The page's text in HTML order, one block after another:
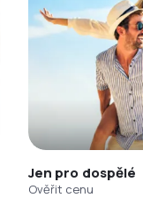
Jen pro dospělé
Ověřit cenu